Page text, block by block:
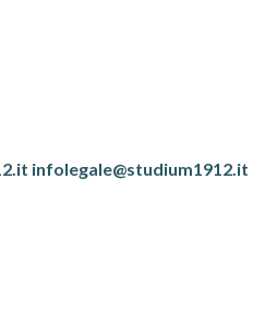
infolegale@studium1912.it